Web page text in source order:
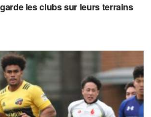
les clubs sur leurs terrains